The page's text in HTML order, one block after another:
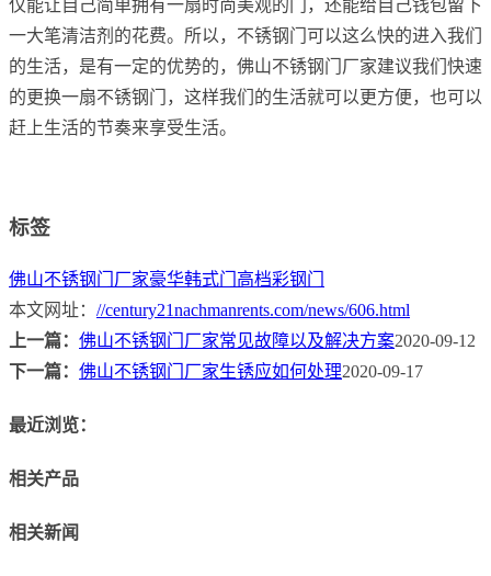
仅能让自己简单拥有一扇时尚美观的门，还能给自己钱包留下
一大笔清洁剂的花费。所以，不锈钢门可以这么快的进入我们
的生活，是有一定的优势的，佛山不锈钢门厂家建议我们快速
的更换一扇不锈钢门，这样我们的生活就可以更方便，也可以
赶上生活的节奏来享受生活。
标签
佛山不锈钢门厂家豪华韩式门 高档彩钢门
本文网址： //century21nachmanrents.com/news/606.html
上一篇： 佛山不锈钢门厂家常见故障以及解决方案2020-09-12
下一篇： 佛山不锈钢门厂家生锈应如何处理2020-09-17
最近浏览：
相关产品
相关新闻